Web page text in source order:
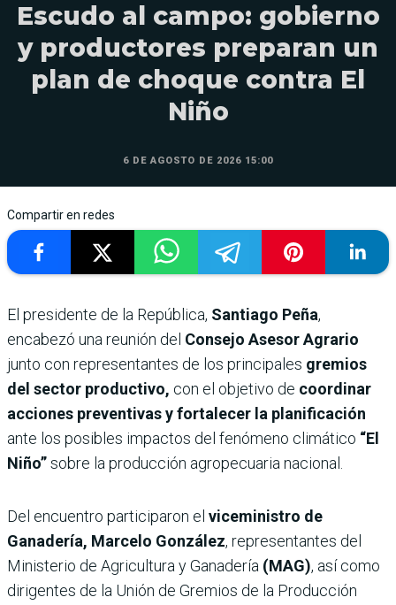
Escudo al campo: gobierno
y productores preparan un
plan de choque contra El
Niño
6 DE AGOSTO DE 2026 15:00
Compartir en redes
El presidente de la República, Santiago Peña,
encabezó una reunión del Consejo Asesor Agrario
junto con representantes de los principales gremios
del sector productivo, con el objetivo de coordinar
acciones preventivas y fortalecer la planificación
ante los posibles impactos del fenómeno climático “El
Niño”sobre la producción agropecuaria nacional.
Del encuentro participaron el viceministro de
Ganadería, Marcelo González, representantes del
Ministerio de Agricultura y Ganadería (MAG), así como
dirigentes de la Unión de Gremios de la Producción